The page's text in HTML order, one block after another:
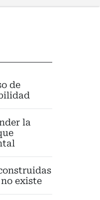
de
la
existe